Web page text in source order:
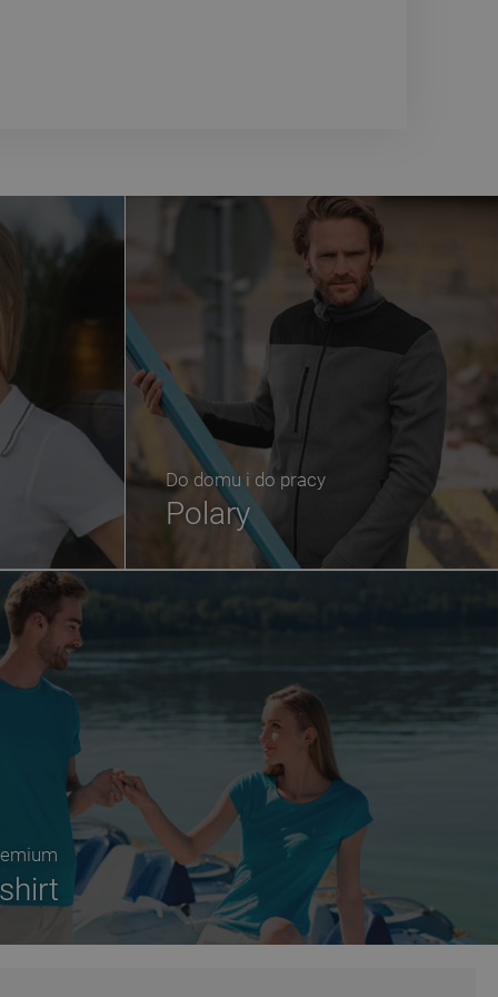
Do domu i do pracy
Polary